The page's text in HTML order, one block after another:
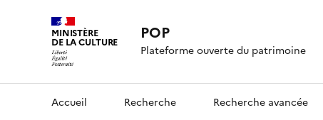
MINISTÈRE
DE LA CULTURE POP
Plateforme ouverte du patrimoine
Accueil Recherche Recherche avancée